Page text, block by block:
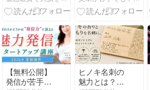
のエンジニア
響を及ぼす量
子コンピュー
ティングとマ
イナーに関す
る「時限爆
弾」について
警告
【無料公開】
発信が苦手で
ヒノキ名刺の
魅力とは？レ